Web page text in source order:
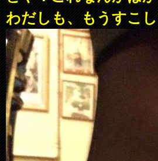
わだしも、もうすこ